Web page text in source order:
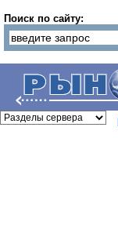
Поиск по сайту: